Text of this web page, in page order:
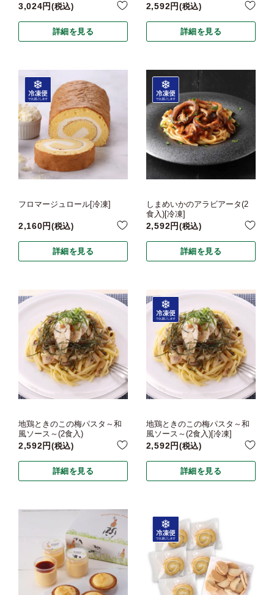
3,024 税込
詳細を見る
2,592 税込
詳細を見る
フロマージュロール[冷凍]
2,160 税込
詳細を見る
しまめいかのアラビアータ(2
食入)[冷凍]
2,592 税込
詳細を見る
地鶏ときのこの梅パスタ～和
風ソース～(2食入)
2,592 税込
詳細を見る
地鶏ときのこの梅パスタ～和
風ソース～(2食入)[冷凍]
2,592 税込
詳細を見る